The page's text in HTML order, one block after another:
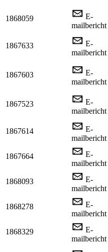
1868059
E-
mailbericht
1867633
E-
mailbericht
1867603
E-
mailbericht
1867523
E-
mailbericht
1867614
E-
mailbericht
1867664
E-
mailbericht
1868093
E-
mailbericht
1868278
E-
mailbericht
1868329
E-
mailbericht